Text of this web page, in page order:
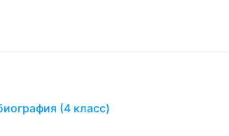
(4 класс)